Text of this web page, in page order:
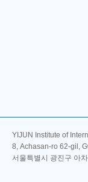
YIJUN Institute of
8, Achasan-ro 62-gil,
서울특별시 광진구 아